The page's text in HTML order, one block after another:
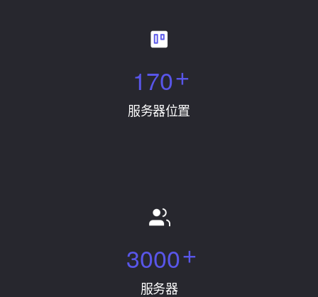
170+
服务器位置
3000+
服务器